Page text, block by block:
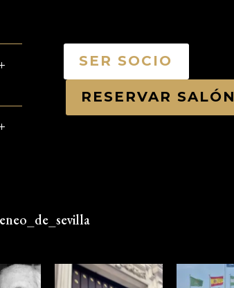
SER SOCIO
RESERVAR SALÓN